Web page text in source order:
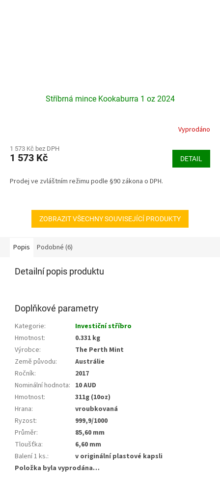
Stříbrná mince Kookaburra 1 oz 2024
produktu
je
z
Vyprodáno
1 573 Kč bez DPH
1 573 Kč DETAIL
Prodej ve zvláštním režimu podle §90 zákona o DPH.
ZOBRAZIT VŠECHNY SOUVISEJÍCÍ PRODUKTY
Popis Podobné (6)
Detailní popis produktu
Doplňkové parametry
Kategorie:
Investiční stříbro
Hmotnost:
0.331 kg
Výrobce:
The Perth Mint
Země původu:
Austrálie
Ročník:
2017
Nominální hodnota: 10 AUD
Hmotnost:
311g (10oz)
Hrana:
vroubkovaná
Ryzost:
999,9/1000
Průměr:
85,60 mm
Tloušťka:
6,60 mm
Balení 1 ks.:
v originální plastové kapsli
Položka byla vyprodána…